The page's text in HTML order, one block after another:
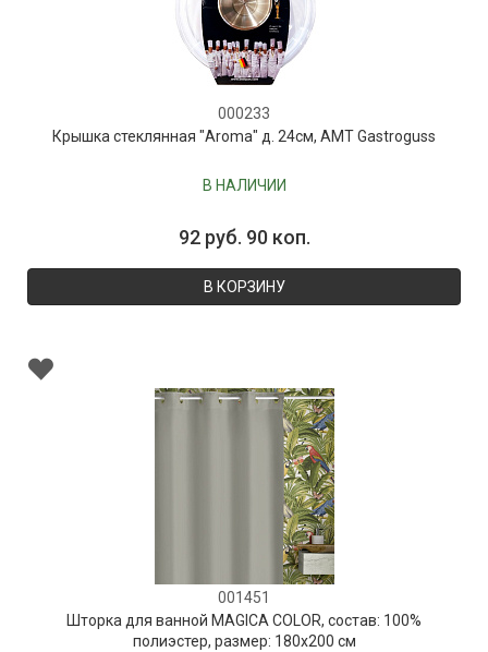
000233
Крышка стеклянная "Aroma" д. 24см, AMT Gastroguss
В НАЛИЧИИ
92 руб. 90 коп.
В КОРЗИНУ
001451
Шторка для ванной MAGICA COLOR, состав: 100%
полиэстер, размер: 180х200 см